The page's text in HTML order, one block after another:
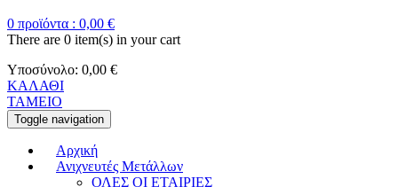
0 προϊόντα : 0,00 €
There are 0 item(s) in your cart
Υποσύνολο: 0,00 €
ΚΑΛΑΘΙ
ΤΑΜΕΙΟ
Toggle navigation
Αρχική
Ανιχνευτές Μετάλλων
ΟΛΕΣ ΟΙ ΕΤΑΙΡΙΕΣ